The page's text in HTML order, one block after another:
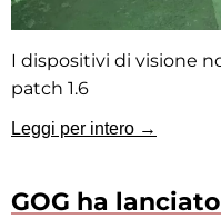
I dispositivi di visione
patch 1.6
Leggi per intero →
GOG ha